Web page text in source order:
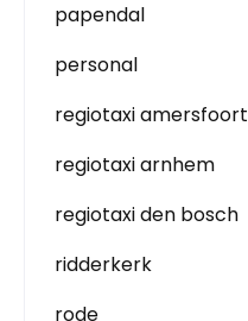
papendal
personal
regiotaxi amersfoort
regiotaxi arnhem
regiotaxi den bosch
ridderkerk
rode